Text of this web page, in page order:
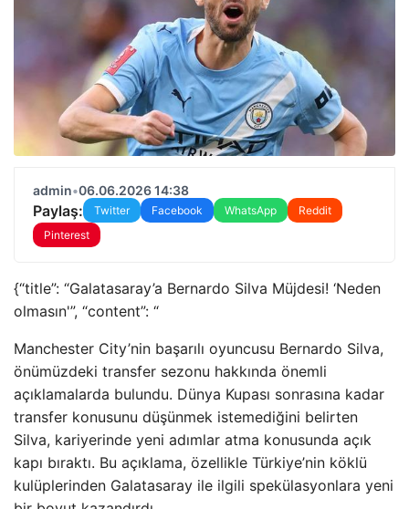
admin•06.06.2026 14:38
Paylaş: Twitter Facebook WhatsApp
Reddit
Pinterest
{“title”: “Galatasaray’a Bernardo Silva Müjdesi! ‘Neden
olmasın'”, “content”: “
Manchester City’nin başarılı oyuncusu Bernardo Silva,
önümüzdeki transfer sezonu hakkında önemli
açıklamalarda bulundu. Dünya Kupası sonrasına kadar
transfer konusunu düşünmek istemediğini belirten
Silva, kariyerinde yeni adımlar atma konusunda açık
kapı bıraktı. Bu açıklama, özellikle Türkiye’nin köklü
kulüplerinden Galatasaray ile ilgili spekülasyonlara yeni